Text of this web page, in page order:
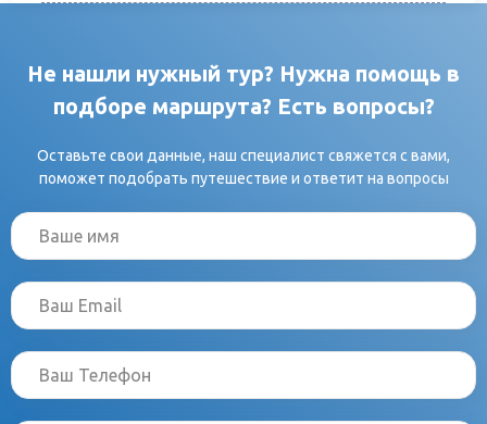
Не нашли нужный тур? Нужна помощь в
подборе маршрута? Есть вопросы?
Оставьте свои данные, наш специалист свяжется с вами,
поможет подобрать путешествие и ответит на вопросы